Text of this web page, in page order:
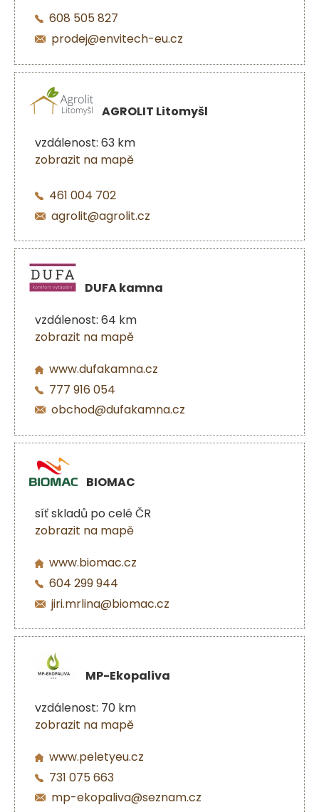
608 505 827
prodej@envitech-eu.cz
AGROLIT Litomyšl
vzdálenost: 63 km
zobrazit na mapě
461 004 702
agrolit@agrolit.cz
DUFA kamna
vzdálenost: 64 km
zobrazit na mapě
www.dufakamna.cz
777 916 054
obchod@dufakamna.cz
BIOMAC
síť skladů po celé ČR
zobrazit na mapě
www.biomac.cz
604 299 944
jiri.mrlina@biomac.cz
MP-Ekopaliva
vzdálenost: 70 km
zobrazit na mapě
www.peletyeu.cz
731 075 663
mp-ekopaliva@seznam.cz